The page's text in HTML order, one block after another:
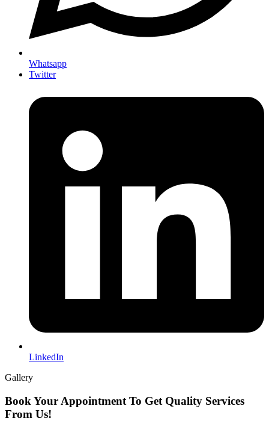
Whatsapp
Twitter
LinkedIn
Gallery
Book Your Appointment To Get Quality Services
From Us!